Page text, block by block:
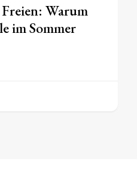
Warum
im Sommer